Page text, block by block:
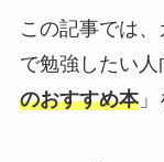
この記事では
で勉強したい人
のおすすめ本」